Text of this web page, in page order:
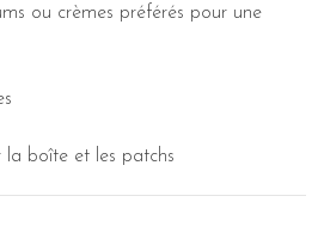
ou crèmes préférés pour une
la boîte et les patchs